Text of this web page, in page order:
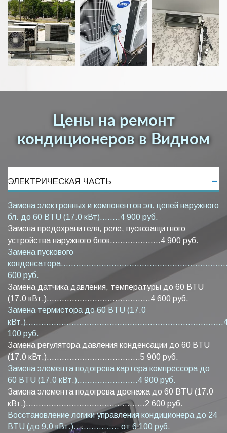
Цены на ремонт
кондиционеров в Видном
ЭЛЕКТРИЧЕСКАЯ ЧАСТЬ
Замена электронных и компонентов эл. цепей наружного
бл. до 60 BTU (17.0 кВт)........4 900 руб.
Замена предохранителя, реле, пускозащитного
устройства наружного блок....................4 900 руб.
Замена пускового
600 руб.
Замена датчика давления, температуры до 60 BTU
(17.0 кВт.).........................................4 600 руб.
Замена термистора до 60 BTU (17.0
100 руб.
Замена регулятора давления конденсации до 60 BTU
(17.0 кВт.).....................................5 900 руб.
Замена элемента подогрева картера компрессора до
60 BTU (17.0 кВт.)........................4 900 руб.
Замена элемента подогрева дренажа до 60 BTU (17.0
кВт.)...............................................2 600 руб.
Восстановление логики управления кондиционера до 24
BTU (до 9.0 кВт.).................. от 6 100 руб.